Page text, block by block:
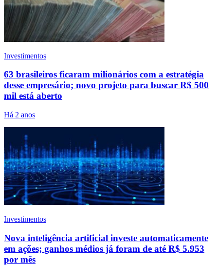
Investimentos
63 brasileiros ficaram milionários com a estratégia
desse empresário; novo projeto para buscar R$ 500
mil está aberto
Há 2 anos
Investimentos
Nova inteligência artificial investe automaticamente
em ações; ganhos médios já foram de até R$ 5.953
por mês